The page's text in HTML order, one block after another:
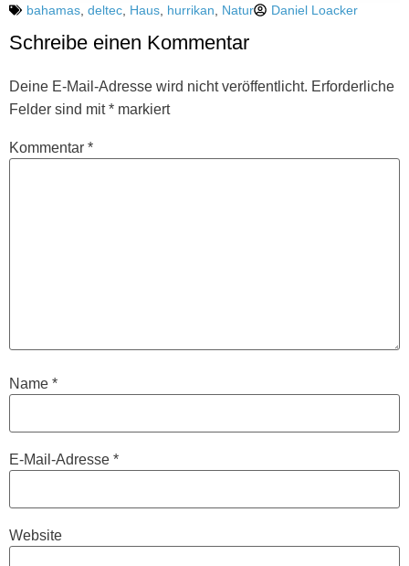
bahamas deltec Haus hurrikan Natur Daniel Loacker
Schreibe einen Kommentar
Deine E-Mail-Adresse wird nicht veröffentlicht. Erforderliche
Felder sind mit* markiert
Kommentar *
Name *
E-Mail-Adresse *
Website